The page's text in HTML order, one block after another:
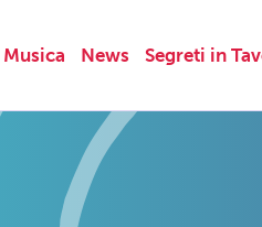
Musica News Segreti in